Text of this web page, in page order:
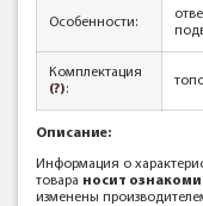
Особенности:
Комплектация
(?):
Описание:
Информация о
товара носит
изменены